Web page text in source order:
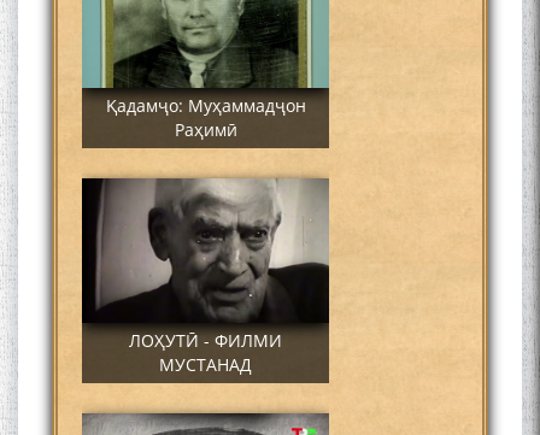
Қадамҷо: Муҳаммадҷон
Раҳимӣ
ЛОҲУТӢ - ФИЛМИ
МУСТАНАД